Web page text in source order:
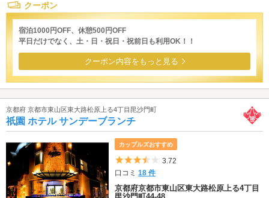
クーポン
宿泊1000円OFF、休憩500円OFF
平日だけでなく、土・日・祝日・祝前日も利用OK！！
クーポン内容をもっと見る
京都府 京都市東山区東大路松原上る4丁目毘沙門町
祇園 ホテル サンデーブランチ
カップルズおすすめ
5つ星のうち3.5
3.72
口コミ18 件
京都府京都市東山区東大路松原上る4丁目